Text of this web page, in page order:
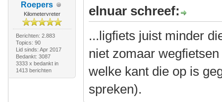
Roepers
Kilometervreter
Berichten: 2.883
Topics: 90
Lid sinds: Apr 2017
Bedankt: 3087
3333 x bedankt in
1413 berichten
elnuar schreef:
...ligfiets juist minder
niet zomaar
welke kant die op is
spreken).